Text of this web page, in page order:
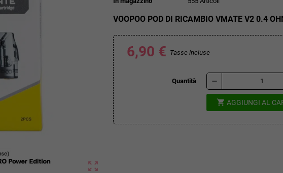
zoom_out_map
VOOPOO POD DI RICAMBIO VMATE V2 0.4
6,90 € Tasse incluse
Quantità remove
shopping_cart AGGIUNGI AL